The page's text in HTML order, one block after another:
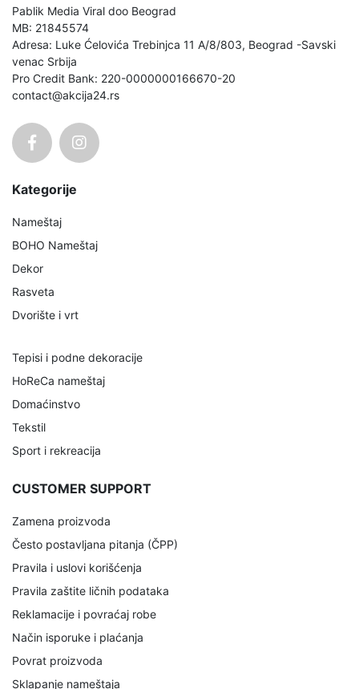
Pablik Media Viral doo Beograd
MB: 21845574
Adresa: Luke Ćelovića Trebinjca 11 A/8/803, Beograd -Savski
venac Srbija
Pro Credit Bank: 220-0000000166670-20
contact@akcija24.rs
Kategorije
Nameštaj
BOHO Nameštaj
Dekor
Rasveta
Dvorište i vrt
Tepisi i podne dekoracije
HoReCa nameštaj
Domaćinstvo
Tekstil
Sport i rekreacija
CUSTOMER SUPPORT
Zamena proizvoda
Često postavljana pitanja (ČPP)
Pravila i uslovi korišćenja
Pravila zaštite ličnih podataka
Reklamacije i povraćaj robe
Način isporuke i plaćanja
Povrat proizvoda
Sklapanje nameštaja